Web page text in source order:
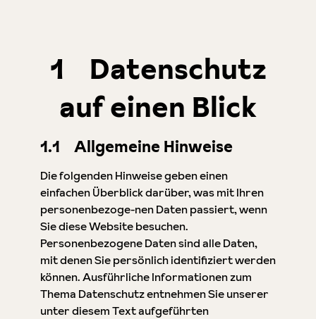
1 Datenschutz
auf einen Blick
1.1 Allgemeine Hinweise
Die folgenden Hinweise geben einen
einfachen Überblick darüber, was mit Ihren
personenbezoge-nen Daten passiert, wenn
Sie diese Website besuchen.
Personenbezogene Daten sind alle Daten,
mit denen Sie persönlich identifiziert werden
können. Ausführliche Informationen zum
Thema Datenschutz entnehmen Sie unserer
unter diesem Text aufgeführten